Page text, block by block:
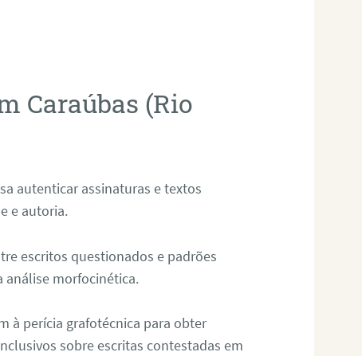
Caraúbas (Rio
autenticar assinaturas e textos
e autoria.
escritos questionados e padrões
análise morfocinética.
à perícia grafotécnica para obter
sobre escritas contestadas em